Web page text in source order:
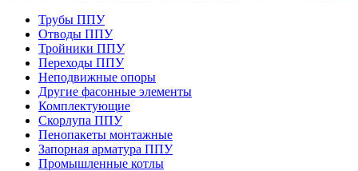
Трубы ППУ
Отводы ППУ
Тройники ППУ
Переходы ППУ
Неподвижные опоры
Другие фасонные элементы
Комплектующие
Скорлупа ППУ
Пенопакеты монтажные
Запорная арматура ППУ
Промышленные котлы